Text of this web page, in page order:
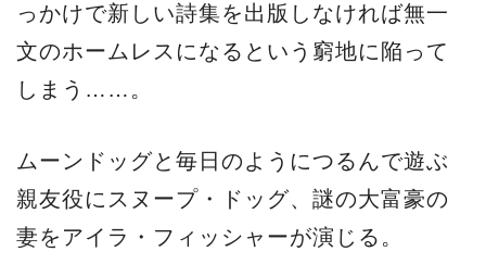
っかけで新しい詩集を出版しなければ無一
文のホームレスになるという窮地に陥って
しまう……。
ムーンドッグと毎日のようにつるんで遊ぶ
親友役にスヌープ・ドッグ、謎の大富豪の
妻をアイラ・フィッシャーが演じる。